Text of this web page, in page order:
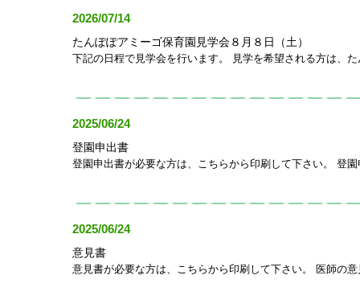
2026/07/14
たんぽぽアミーゴ保育園見学会８月８日（土）
下記の日程で見学会を行います。 見学を希望される方は、
2025/06/24
登園申出書
登園申出書が必要な方は、こちらから印刷して下さい。 登
2025/06/24
意見書
意見書が必要な方は、こちらから印刷して下さい。 医師の